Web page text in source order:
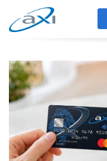
Blog